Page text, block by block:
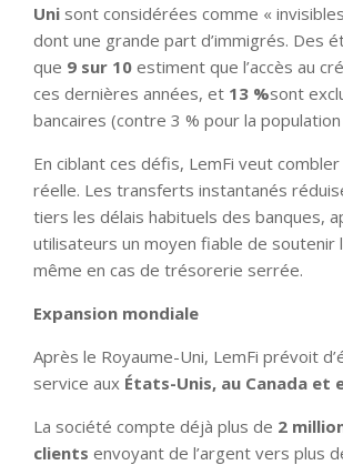
Uni sont considérées comme «
dont une grande part d’immigrés. Des
que 9 sur 10 estiment que l’accès au
ces dernières années, et 13 %sont
bancaires (contre 3 % pour la
En ciblant ces défis, LemFi veut
réelle. Les transferts instantanés
tiers les délais habituels des banques,
utilisateurs un moyen fiable de soutenir
même en cas de trésorerie serrée.
Expansion mondiale
Après le Royaume-Uni, LemFi prévoit
service aux États-Unis, au Canada et
La société compte déjà plus de 2
clients envoyant de l’argent vers plus